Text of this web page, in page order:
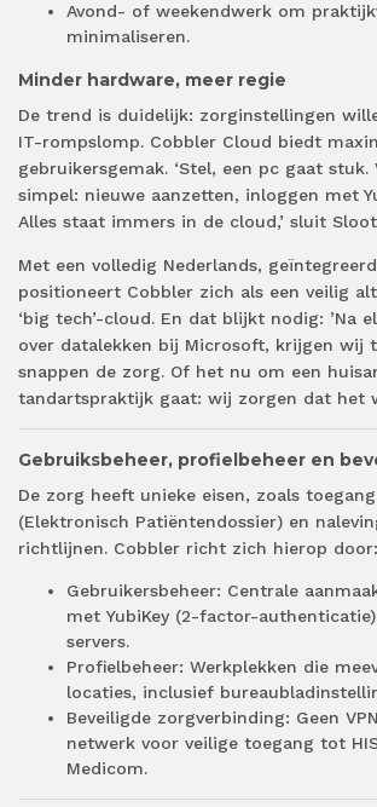
Avond- of weekendwerk om
minimaliseren.
Minder hardware, meer regie
De trend is duidelijk: zorginstellingen
IT-rompslomp. Cobbler Cloud biedt
gebruikersgemak. ‘Stel, een pc gaat stuk.
simpel: nieuwe aanzetten, inloggen met
Alles staat immers in de cloud,’ sluit
Met een volledig Nederlands,
positioneert Cobbler zich als een veilig
‘big tech’-cloud. En dat blijkt nodig: ’Na
over datalekken bij Microsoft, krijgen wij
snappen de zorg. Of het nu om een
tandartspraktijk gaat: wij zorgen dat het
Gebruiksbeheer, profielbeheer en
De zorg heeft unieke eisen, zoals
(Elektronisch Patiëntendossier) en
richtlijnen. Cobbler richt zich hierop door:
Gebruikersbeheer: Centrale
met YubiKey (2-factor-
servers.
Profielbeheer: Werkplekken die
locaties, inclusief
Beveiligde zorgverbinding: Geen
netwerk voor veilige toegang tot
Medicom.